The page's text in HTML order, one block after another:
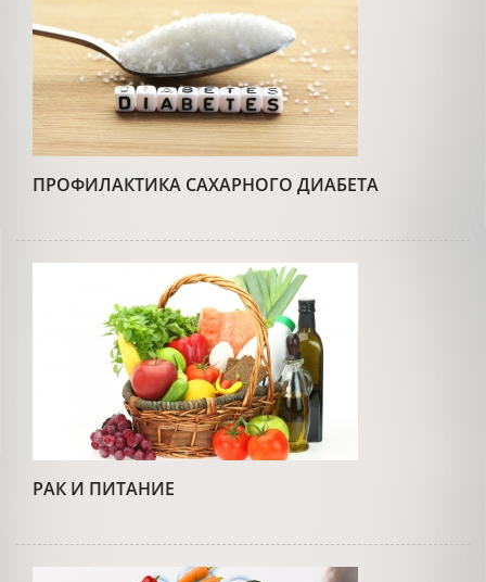
ПРОФИЛАКТИКА САХАРНОГО ДИАБЕТА
РАК И ПИТАНИЕ